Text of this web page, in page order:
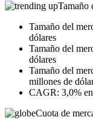
Tamaño
Tamaño del
dólares
Tamaño del
dólares
Tamaño del
millones de
CAGR: 3,0%
Cuota de